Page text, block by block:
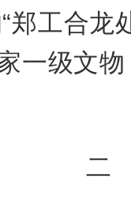
郑工合
一级文
二